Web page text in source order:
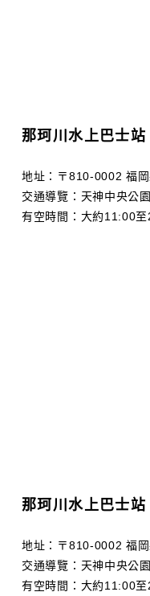
那珂川水上巴士站
地址：〒810-0002 福
交通導覽：天神中央公
有空時間：大約11:00
那珂川水上巴士站
地址：〒810-0002 福
交通導覽：天神中央公
有空時間：大約11:00